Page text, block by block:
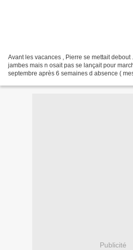
Avant les vacances , Pierre se mettait
jambes mais n osait pas se lançait pour
septembre après 6 semaines d absence (
Publicité